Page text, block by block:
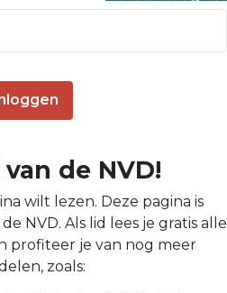
de NVD!
wilt lezen. Deze pagina is
NVD. Als lid lees je gratis alle
profiteer je van nog meer
zoals: